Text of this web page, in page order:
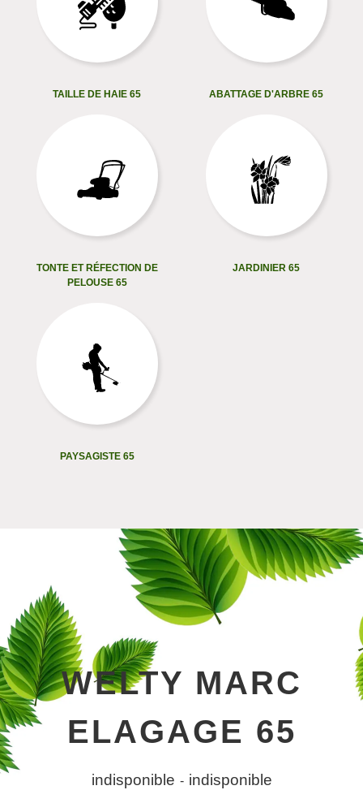
TAILLE DE HAIE 65 ABATTAGE D'ARBRE 65
TONTE ET RÉFECTION DE
PELOUSE 65
JARDINIER 65
PAYSAGISTE 65
WELTY MARC
ELAGAGE 65
indisponible - indisponible